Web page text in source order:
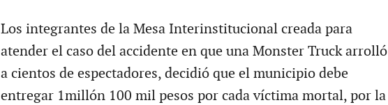
Los integrantes de la Mesa Interinstitucional creada para
atender el caso del accidente en que una Monster Truck arrolló
a cientos de espectadores, decidió que el municipio debe
entregar 1millón 100 mil pesos por cada víctima mortal, por la